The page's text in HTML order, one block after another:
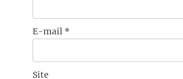
E-mail *
Site